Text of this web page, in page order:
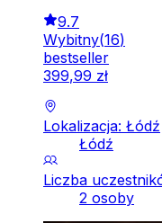
9.7
Wybitny(16)
bestseller
399,99 zł
Lokalizacja: Łódź
Łódź
Liczba
2 osoby